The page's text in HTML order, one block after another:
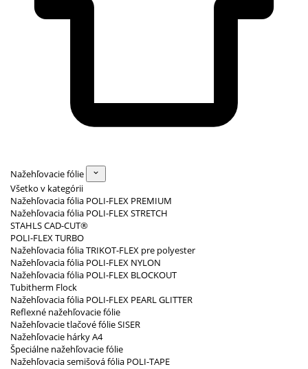
Nažehľovacie fólie
Všetko v kategórii
Nažehľovacia fólia POLI-FLEX PREMIUM
Nažehľovacia fólia POLI-FLEX STRETCH
STAHLS CAD-CUT®
POLI-FLEX TURBO
Nažehľovacia fólia TRIKOT-FLEX pre polyester
Nažehľovacia fólia POLI-FLEX NYLON
Nažehľovacia fólia POLI-FLEX BLOCKOUT
Tubitherm Flock
Nažehľovacia fólia POLI-FLEX PEARL GLITTER
Reflexné nažehľovacie fólie
Nažehľovacie tlačové fólie SISER
Nažehľovacie hárky A4
Špeciálne nažehľovacie fólie
Nažehľovacia semišová fólia POLI-TAPE